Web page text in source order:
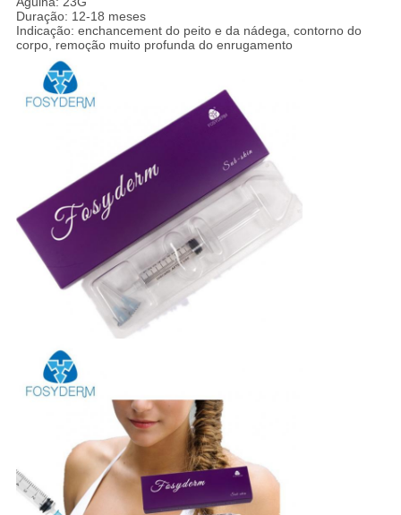
Duração: 12-18 meses
Indicação: enchancement do peito e da nádega, contorno do
corpo, remoção muito profunda do enrugamento